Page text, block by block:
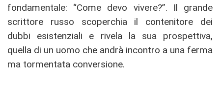
fondamentale: “Come devo vivere?”. Il grande
scrittore russo scoperchia il contenitore dei
dubbi esistenziali e rivela la sua prospettiva,
quella di un uomo che andrà incontro a una ferma
ma tormentata conversione.